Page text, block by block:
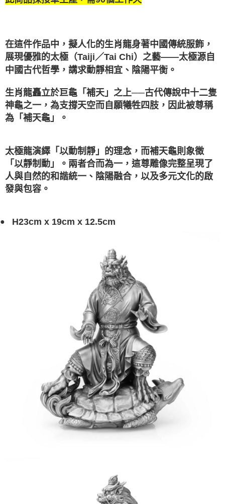
在這件作品中，擬人化的生肖龍身著中國傳統服飾，
展現優雅的太極（Taiji／Tai Chi）之藝——太極源自
中國古代哲學，講求動靜相宜、陰陽平衡。
生肖龍矗立於巨龜「補天」之上──古代傳說中十二隻
神龜之一，為支撐天空而自願犧牲四肢，因此被尊稱
為「補天龜」。
太極龍演繹「以動制靜」的理念，而補天龜則象徵
「以靜制動」。兩者合而為一，這尊雕像完整呈現了
人與自然的和諧統一、陰陽融合，以及多元文化的啟
發與包容。
● H23cm x 19cm x 12.5cm